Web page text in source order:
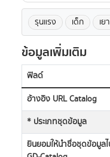
รุนแรง เด็ก เย
ข้อมูลเพิ่มเติม
ฟิลด์
อ้างอิง URL Catalog
* ประเภทชุดข้อมูล
ยินยอมให้นำชื่อชุดข้อมูลไ